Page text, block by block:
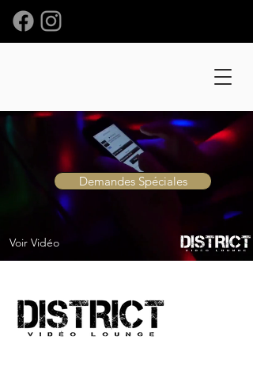
Demandes Spéciales
Voir Vidéo